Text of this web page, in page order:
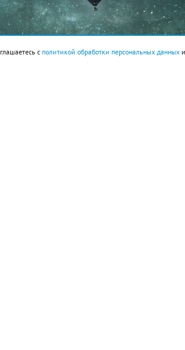
с политикой обработки персональных данныхи